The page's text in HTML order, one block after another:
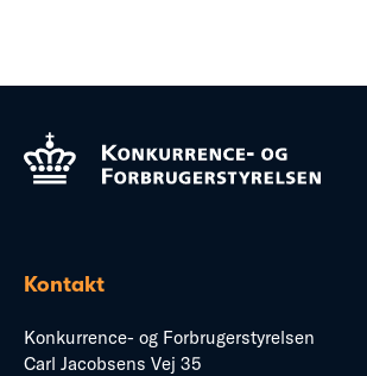
Kontakt
Konkurrence- og Forbrugerstyrelsen
Carl Jacobsens Vej 35